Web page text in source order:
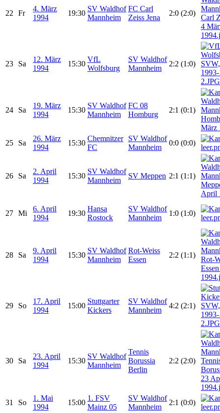
22 Fr
4. März
1994
19:30
SV Waldhof
Mannheim
FC Carl
Zeiss Jena
2:0 (2:0)
23 Sa
12. März
1994
15:30
VfL
Wolfsburg
SV Waldhof
Mannheim
2:2 (1:0)
24 Sa
19. März
1994
15:30
SV Waldhof
Mannheim
FC 08
Homburg
2:1 (0:1)
25 Sa
26. März
1994
15:30
Chemnitzer
FC
SV Waldhof
Mannheim
0:0 (0:0)
26 Sa
2. April
1994
15:30
SV Waldhof
Mannheim
SV Meppen 2:1 (1:1)
27 Mi
6. April
1994
19:30
Hansa
Rostock
SV Waldhof
Mannheim
1:0 (1:0)
28 Sa
9. April
1994
15:30
SV Waldhof
Mannheim
Rot-Weiss
Essen
2:2 (1:1)
29 So
17. April
1994
15:00
Stuttgarter
Kickers
SV Waldhof
Mannheim
4:2 (2:1)
30 Sa
23. April
1994
15:30
SV Waldhof
Mannheim
Tennis
Borussia
Berlin
2:2 (2:0)
31 So
1. Mai
1994
15:00
1. FSV
Mainz 05
SV Waldhof
Mannheim
2:1 (0:0)